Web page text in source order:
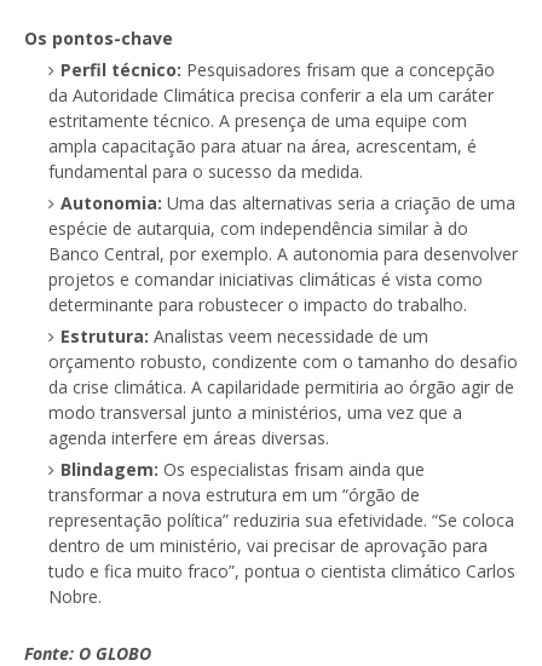
Os pontos-chave
Perfil técnico: Pesquisadores frisam que a concepção
da Autoridade Climática precisa conferir a ela um caráter
estritamente técnico. A presença de uma equipe com
ampla capacitação para atuar na área, acrescentam, é
fundamental para o sucesso da medida.
Autonomia: Uma das alternativas seria a criação de uma
espécie de autarquia, com independência similar à do
Banco Central, por exemplo. A autonomia para desenvolver
projetos e comandar iniciativas climáticas é vista como
determinante para robustecer o impacto do trabalho.
Estrutura: Analistas veem necessidade de um
orçamento robusto, condizente com o tamanho do desafio
da crise climática. A capilaridade permitiria ao órgão agir de
modo transversal junto a ministérios, uma vez que a
agenda interfere em áreas diversas.
Blindagem: Os especialistas frisam ainda que
transformar a nova estrutura em um “órgão de
representação política” reduziria sua efetividade. “Se coloca
dentro de um ministério, vai precisar de aprovação para
tudo e fica muito fraco”, pontua o cientista climático Carlos
Nobre.
Fonte: O GLOBO